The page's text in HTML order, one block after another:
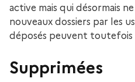
active mais qui désormais
nouveaux dossiers par les
déposés peuvent
Supprimées